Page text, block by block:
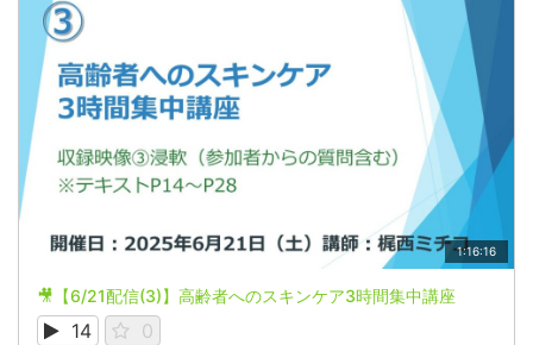
1:16:16
🎥【6/21配信(3)】高齢者へのスキンケア3時間集中講座
14 0